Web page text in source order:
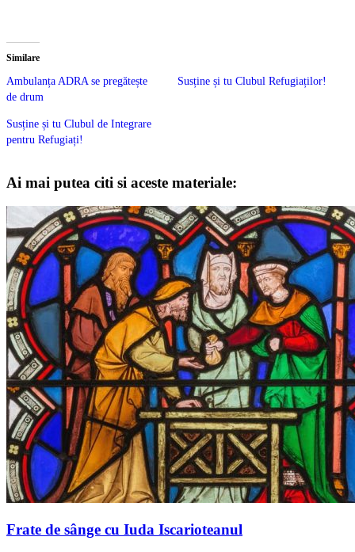
Similare
Ambulanța ADRA se pregătește
de drum
Susține și tu Clubul Refugiaților!
Susține și tu Clubul de Integrare
pentru Refugiați!
Ai mai putea citi si aceste materiale:
Frate de sânge cu Iuda Iscarioteanul